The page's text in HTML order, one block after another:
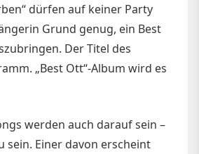
dürfen auf keiner Party
Grund genug, ein Best
Der Titel des
„Best Ott“-Album wird es
werden auch darauf sein –
sein. Einer davon erscheint